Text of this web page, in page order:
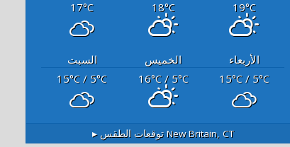
19°C
18°C
17°C
الأربعاء الخميس
السبت
15°C/ 5°C
16°C/ 5°C
15°C / 5°C
New Britain, CTتوقعات الطقس ▸